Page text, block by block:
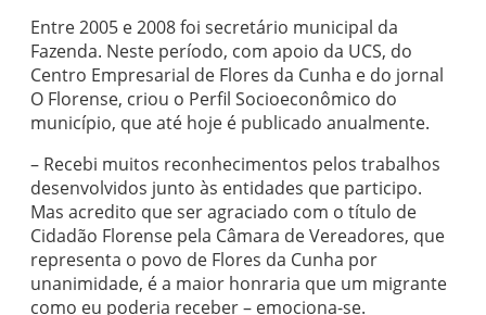
Entre 2005 e 2008 foi secretário municipal da
Fazenda. Neste período, com apoio da UCS, do
Centro Empresarial de Flores da Cunha e do jornal
O Florense, criou o Perfil Socioeconômico do
município, que até hoje é publicado anualmente.
– Recebi muitos reconhecimentos pelos trabalhos
desenvolvidos junto às entidades que participo.
Mas acredito que ser agraciado com o título de
Cidadão Florense pela Câmara de Vereadores, que
representa o povo de Flores da Cunha por
unanimidade, é a maior honraria que um migrante
como eu poderia receber – emociona-se.